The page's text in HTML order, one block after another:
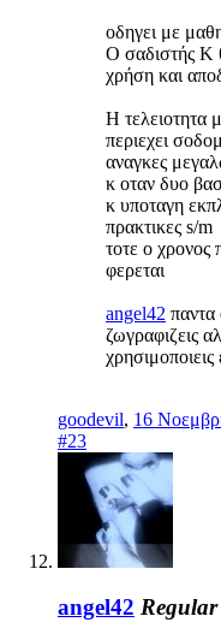
οδηγει με
Ο σαδιστής Κ
χρήση και
Η τελειοτητα
περιεχει
αναγκες
κ οταν δυο
κ υποταγη
πρακτικες s/m
τοτε ο χρονος
φερεται
angel42
ζωγραφιζεις
goodevil, 16
#23
angel42